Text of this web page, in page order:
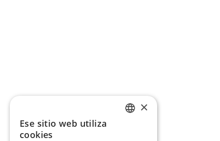
×
Ese sitio web utiliza
cookies